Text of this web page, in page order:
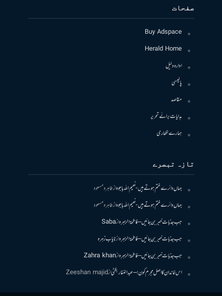
صفحات
Buy Adspace
Herald Home
ادارہ دلیل
پالیسی
مقاصد
ہدایات برائے تحریر
ہمارے لکھاری
تازہ تبصرے
جہاں دائرے ختم ہوتے ہیں- نعیم اللہ باجوہازطاہرہ مسعود
جہاں دائرے ختم ہوتے ہیں- نعیم اللہ باجوہازطاہرہ مسعود
جب جذبات خبر بن جائیں – فاطمۃالزہرہازSaba
جب جذبات خبر بن جائیں – فاطمۃالزہرہازنایاب زہرہ
جب جذبات خبر بن جائیں – فاطمۃالزہرہازZahra khan
اس خاندان کا اصل مجرم کون! – عبدالغفار بگٹیازZeeshan majid